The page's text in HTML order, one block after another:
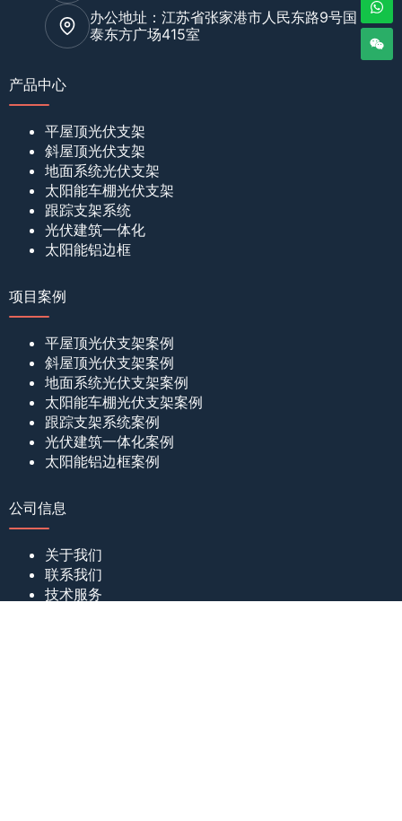
办公地址：江苏省张家港市人民东路9号国
泰东方广场415室
产品中心
平屋顶光伏支架
斜屋顶光伏支架
地面系统光伏支架
太阳能车棚光伏支架
跟踪支架系统
光伏建筑一体化
太阳能铝边框
项目案例
平屋顶光伏支架案例
斜屋顶光伏支架案例
地面系统光伏支架案例
太阳能车棚光伏支架案例
跟踪支架系统案例
光伏建筑一体化案例
太阳能铝边框案例
公司信息
关于我们
联系我们
技术服务